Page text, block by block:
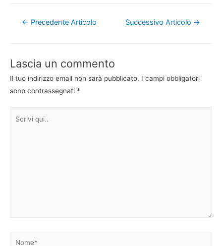
Navigazione
← Precedente Articolo Successivo Articolo →
Lascia un commento
Il tuo indirizzo email non sarà pubblicato. I campi obbligatori
sono contrassegnati *
Nome*